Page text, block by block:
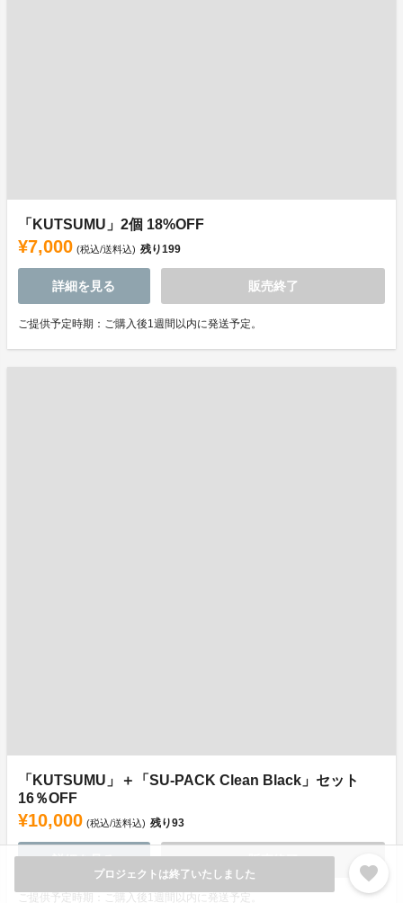
プロジェクトは終了いたしました favorite
「KUTSUMU」2個 18%OFF
¥7,000 (税込/送料込) 残り199
詳細を見る 販売終了
ご提供予定時期：ご購入後1週間以内に発送予定。
「KUTSUMU」＋「SU-PACK Clean Black」セット
16％OFF
¥10,000 (税込/送料込) 残り93
詳細を見る 販売終了
ご提供予定時期：ご購入後1週間以内に発送予定。